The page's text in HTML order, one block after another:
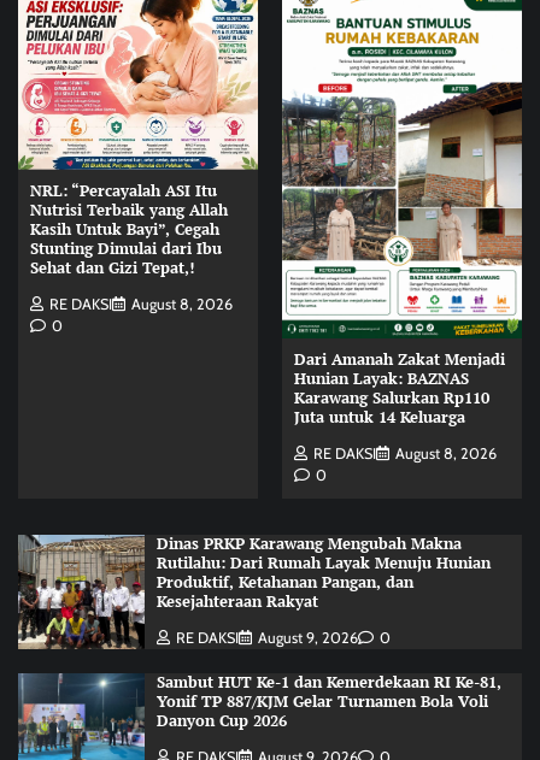
NRL: “Percayalah ASI Itu
Nutrisi Terbaik yang Allah
Kasih Untuk Bayi”, Cegah
Stunting Dimulai dari Ibu
Sehat dan Gizi Tepat,!
RE DAKSI
August 8, 2026
0
Dari Amanah Zakat Menjadi
Hunian Layak: BAZNAS
Karawang Salurkan Rp110
Juta untuk 14 Keluarga
RE DAKSI
August 8, 2026
0
Dinas PRKP Karawang Mengubah Makna
Rutilahu: Dari Rumah Layak Menuju Hunian
Produktif, Ketahanan Pangan, dan
Kesejahteraan Rakyat
RE DAKSI August 9, 2026 0
Sambut HUT Ke-1 dan Kemerdekaan RI Ke-81,
Yonif TP 887/KJM Gelar Turnamen Bola Voli
Danyon Cup 2026